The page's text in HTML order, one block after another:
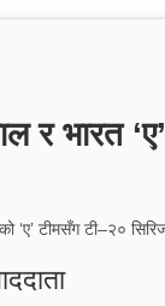
र भारत
‘ए’ टीमसँग टी–२०